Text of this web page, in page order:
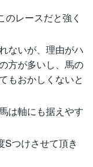
レースだと強く
ないが、理由がハ
方が多いし、馬の
もおかしくないと
は軸にも据えやす
Sつけさせて頂き